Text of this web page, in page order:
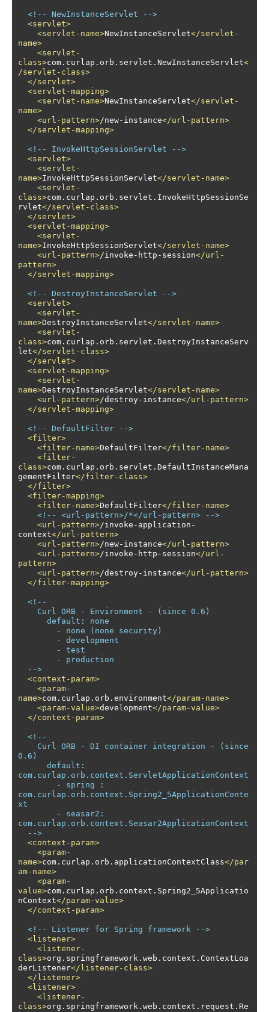
<!-- NewInstanceServlet -->
<servlet>
<servlet-name>NewInstanceServlet</servlet-
name>
<servlet-
class>com.curlap.orb.servlet.NewInstanceServlet<
/servlet-class>
</servlet>
<servlet-mapping>
<servlet-name>NewInstanceServlet</servlet-
name>
<url-pattern>/new-instance</url-pattern>
</servlet-mapping>
<!-- InvokeHttpSessionServlet -->
<servlet>
<servlet-
name>InvokeHttpSessionServlet</servlet-name>
<servlet-
class>com.curlap.orb.servlet.InvokeHttpSessionSe
rvlet</servlet-class>
</servlet>
<servlet-mapping>
<servlet-
name>InvokeHttpSessionServlet</servlet-name>
<url-pattern>/invoke-http-session</url-
pattern>
</servlet-mapping>
<!-- DestroyInstanceServlet -->
<servlet>
<servlet-
name>DestroyInstanceServlet</servlet-name>
<servlet-
class>com.curlap.orb.servlet.DestroyInstanceServ
let</servlet-class>
</servlet>
<servlet-mapping>
<servlet-
name>DestroyInstanceServlet</servlet-name>
<url-pattern>/destroy-instance</url-pattern>
</servlet-mapping>
<!-- DefaultFilter -->
<filter>
<filter-name>DefaultFilter</filter-name>
<filter-
class>com.curlap.orb.servlet.DefaultInstanceMana
gementFilter</filter-class>
</filter>
<filter-mapping>
<filter-name>DefaultFilter</filter-name>
<!-- <url-pattern>/*</url-pattern> -->
<url-pattern>/invoke-application-
context</url-pattern>
<url-pattern>/new-instance</url-pattern>
<url-pattern>/invoke-http-session</url-
pattern>
<url-pattern>/destroy-instance</url-pattern>
</filter-mapping>
<!--
  -->
<context-param>
<param-
name>com.curlap.orb.environment</param-name>
<param-value>development</param-value>
</context-param>
<!--
0.6)
com.curlap.orb.context.ServletApplicationContext
com.curlap.orb.context.Spring2_5ApplicationConte
xt
com.curlap.orb.context.Seasar2ApplicationContext
  -->
<context-param>
<param-
name>com.curlap.orb.applicationContextClass</par
am-name>
<param-
value>com.curlap.orb.context.Spring2_5Applicatio
nContext</param-value>
</context-param>
<!-- Listener for Spring framework -->
<listener>
<listener-
class>org.springframework.web.context.ContextLoa
derListener</listener-class>
</listener>
<listener>
<listener-
class>org.springframework.web.context.request.Re